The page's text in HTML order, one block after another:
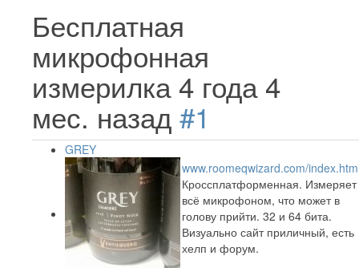
Бесплатная
микрофонная
измерилка 4 года 4
мес. назад #1
GREY
www.roomeqwizard.com/
Кроссплатформенная. Измеряет
всё микрофоном, что может в
голову прийти. 32 и 64 бита.
Визуально сайт приличный, есть
хелп и форум.